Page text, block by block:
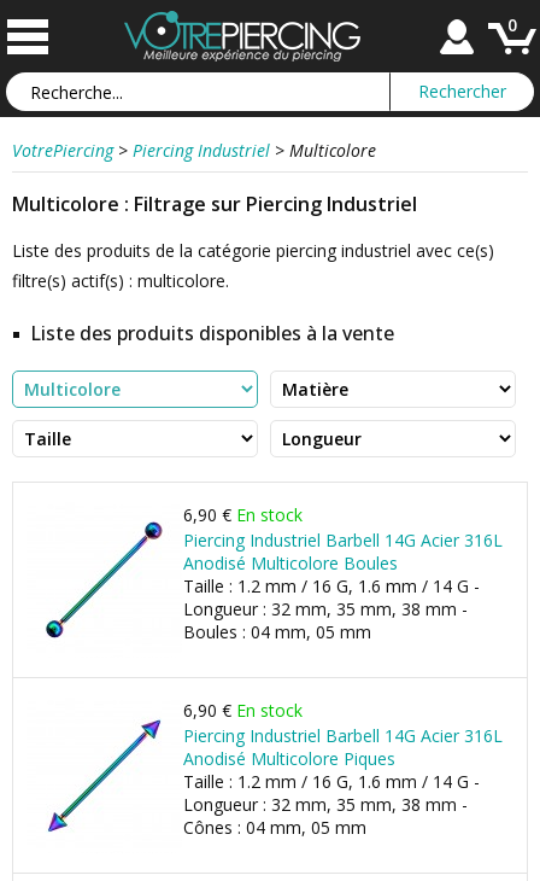
0
VotrePiercing > Piercing Industriel > Multicolore
Multicolore : Filtrage sur Piercing Industriel
Liste des produits de la catégorie piercing industriel avec ce(s)
filtre(s) actif(s) : multicolore.
Liste des produits disponibles à la vente
6,90 € En stock
Piercing Industriel Barbell 14G Acier 316L
Anodisé Multicolore Boules
Taille : 1.2 mm / 16 G, 1.6 mm / 14 G -
Longueur : 32 mm, 35 mm, 38 mm -
Boules : 04 mm, 05 mm
6,90 € En stock
Piercing Industriel Barbell 14G Acier 316L
Anodisé Multicolore Piques
Taille : 1.2 mm / 16 G, 1.6 mm / 14 G -
Longueur : 32 mm, 35 mm, 38 mm -
Cônes : 04 mm, 05 mm